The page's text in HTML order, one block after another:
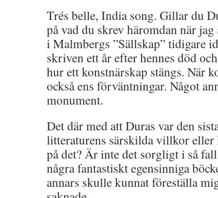
Trés belle, India song. Gillar du
på vad du skrev häromdan när
i Malmbergs ”Sällskap” tidigare
skriven ett år efter hennes död
hur ett konstnärskap stängs. När
också ens förväntningar. Något
monument.
Det där med att Duras var den
litteraturens särskilda villkor eller
på det? Är inte det sorgligt i så
några fantastiskt egensinniga
annars skulle kunnat föreställa